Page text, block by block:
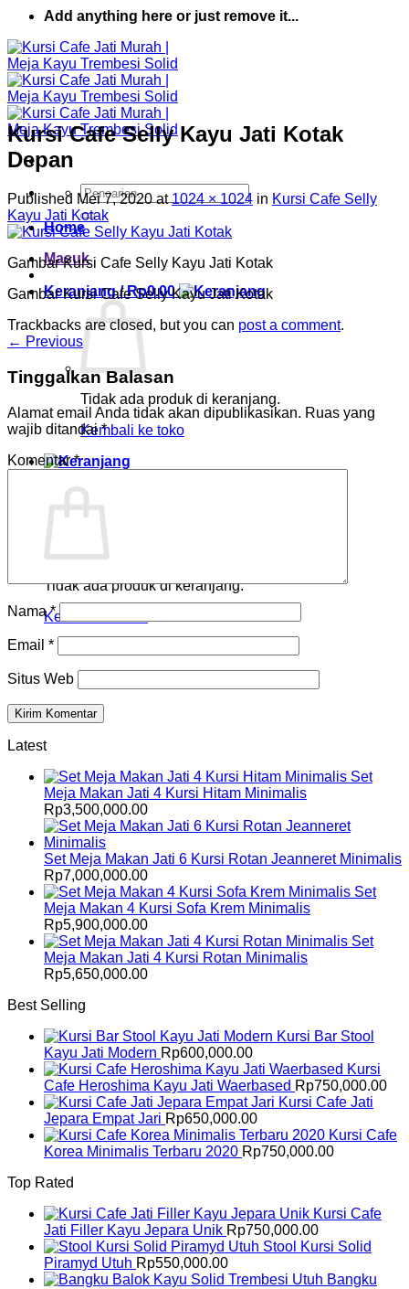
Add anything here or just remove it...
Pencarian
untuk:
Home
Masuk
Keranjang /Rp0.00
Tidak ada produk di keranjang.
Kembali ke toko
Tidak ada produk di keranjang.
Kembali ke toko
Kursi Cafe Selly Kayu Jati Kotak
Depan
Published Mei 7, 2020at1024 × 1024 in Kursi Cafe Selly
Kayu Jati Kotak
Gambar Kursi Cafe Selly Kayu Jati Kotak
Gambar Kursi Cafe Selly Kayu Jati Kotak
Trackbacks are closed, but you can post a comment.
← Previous
Tinggalkan Balasan
Alamat email Anda tidak akan dipublikasikan. Ruas yang
wajib ditandai*
Komentar*
Nama*
Email *
Situs Web
Latest
Set
Meja Makan Jati 4 Kursi Hitam Minimalis
Rp3,500,000.00
Set Meja Makan Jati 6 Kursi Rotan Jeanneret Minimalis
Rp7,000,000.00
Set
Meja Makan 4 Kursi Sofa Krem Minimalis
Rp5,900,000.00
Set
Meja Makan Jati 4 Kursi Rotan Minimalis
Rp5,650,000.00
Best Selling
Kursi Bar Stool
Kayu Jati Modern Rp600,000.00
Kursi
Cafe Heroshima Kayu Jati Waerbased Rp750,000.00
Kursi Cafe Jati
Jepara Empat Jari Rp650,000.00
Kursi Cafe
Korea Minimalis Terbaru 2020 Rp750,000.00
Top Rated
Kursi Cafe
Jati Filler Kayu Jepara Unik Rp750,000.00
Stool Kursi Solid
Piramyd Utuh Rp550,000.00
Bangku